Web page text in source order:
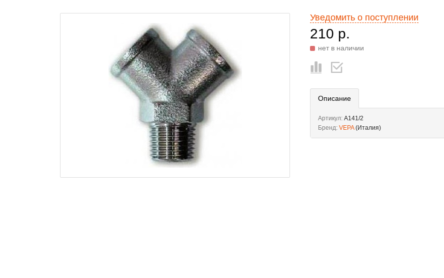
Уведомить о поступлении
210 р.
нет в наличии
Описание
Артикул: A141/2
Бренд: VEPA (Италия)